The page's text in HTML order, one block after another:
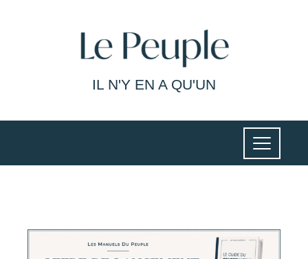
IL N'Y EN A QU'UN